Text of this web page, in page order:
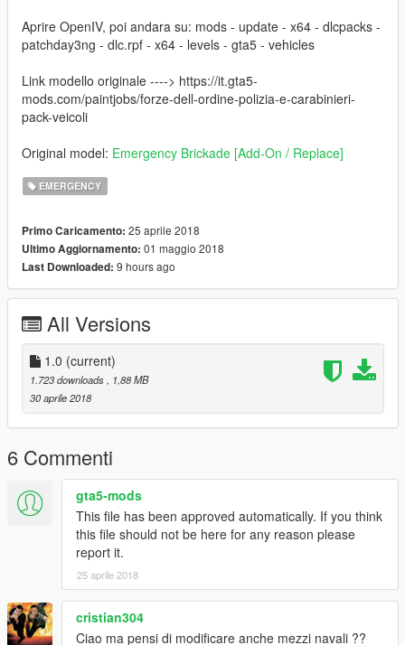
Aprire OpenIV, poi andara su: mods - update - x64 - dlcpacks -
patchday3ng - dlc.rpf - x64 - levels - gta5 - vehicles
Link modello originale ----> https://it.gta5-
mods.com/paintjobs/forze-dell-ordine-polizia-e-carabinieri-
pack-veicoli
Original model: Emergency Brickade [Add-On / Replace]
EMERGENCY
Primo Caricamento: 25 aprile 2018
Ultimo Aggiornamento: 01 maggio 2018
Last Downloaded: 9 hours ago
All Versions
1.0 (current)
1.723 downloads
, 1,88 MB
30 aprile 2018
6 Commenti
gta5-mods
This file has been approved automatically. If you think
this file should not be here for any reason please
report it.
25 aprile 2018
cristian304
Ciao ma pensi di modificare anche mezzi navali ??